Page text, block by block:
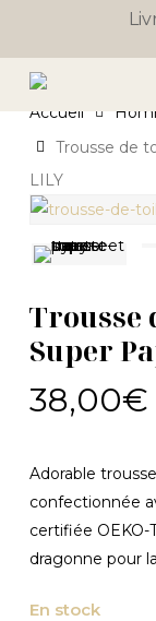
main
Accueil
Trousse de
LILY
Trousse
Super
38,00€
Adorable
confectionnée
certifiée
dragonne pour
En stock